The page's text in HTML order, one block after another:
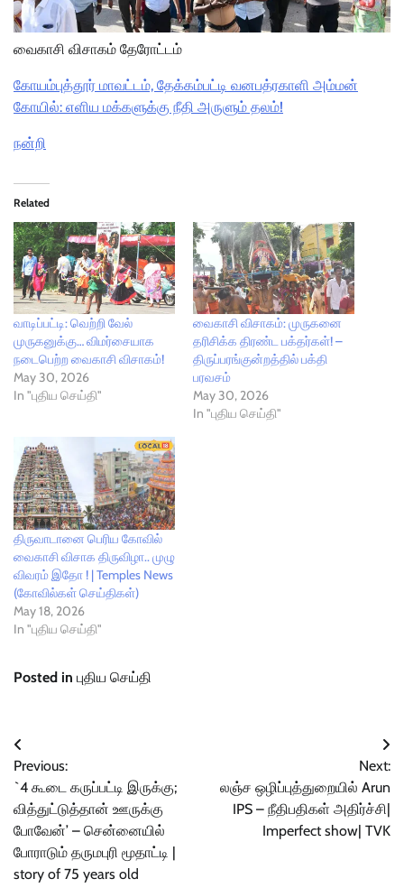
வைகாசி விசாகம் தேரோட்டம்
கோயம்புத்தூர் மாவட்டம், தேக்கம்பட்டி வனபத்ரகாளி அம்மன்
கோயில்: எளிய மக்களுக்கு நீதி அருளும் தலம்!
நன்றி
Related
வாடிப்பட்டி: வெற்றி வேல்
முருகனுக்கு… விமர்சையாக
நடைபெற்ற வைகாசி விசாகம்!
May 30, 2026
In "புதிய செய்தி"
வைகாசி விசாகம்: முருகனை
தரிசிக்க திரண்ட பக்தர்கள்! –
திருப்பரங்குன்றத்தில் பக்தி
பரவசம்
May 30, 2026
In "புதிய செய்தி"
திருவாடானை பெரிய கோவில்
வைகாசி‌ விசாக திருவிழா.. முழு
விவரம் இதோ ! | Temples News
(கோவில்கள் செய்திகள்)
May 18, 2026
In "புதிய செய்தி"
Posted in புதிய செய்தி
Post
navigation
Previous:
`4 கூடை கருப்பட்டி இருக்கு;
வித்துட்டுத்தான் ஊருக்கு
போவேன்’ – சென்னையில்
போராடும் தருமபுரி மூதாட்டி |
story of 75 years old
Next:
லஞ்ச ஒழிப்புத்துறையில் Arun
IPS – நீதிபதிகள் அதிர்ச்சி|
Imperfect show| TVK